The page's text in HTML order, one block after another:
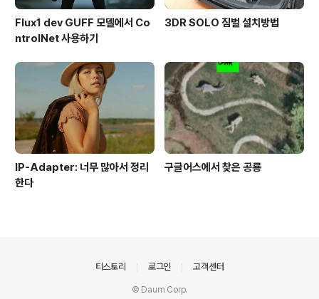
Flux1 dev GUFF 모델에서 Co
ntrolNet 사용하기
3DR SOLO 짐벌 설치방법
IP-Adapter: 너무 많아서 정리
한다
구글어스에서 찾은 공룡
티스토리 로그인 고객센터
© Daum Corp.